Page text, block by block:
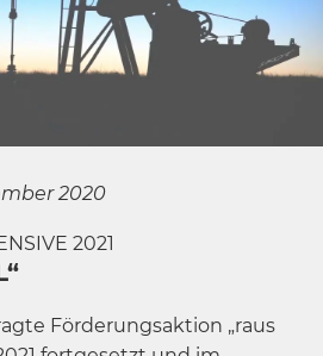
2020
2021
Förderungsaktion „raus